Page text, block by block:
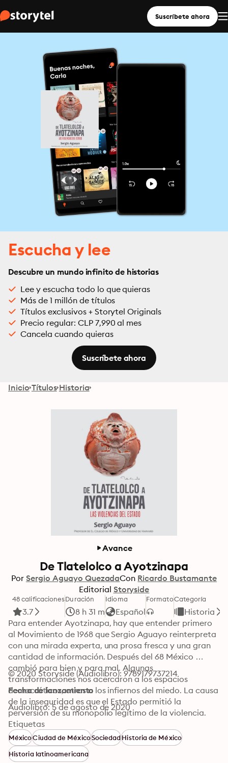
Suscríbete ahora
Escucha y lee
Descubre un mundo infinito de historias
Lee y escucha todo lo que quieras
Más de 1 millón de títulos
Títulos exclusivos + Storytel Originals
Precio regular: CLP 7,990 al mes
Cancela cuando quieras
Suscríbete ahora
Inicio Títulos Historia
Avance
De Tlatelolco a Ayotzinapa
Por Sergio Aguayo QuezadaCon Ricardo Bustamante
Editorial Storyside
48 calificaciones
3.7
Duración
8 h 31 m
Idioma
Español
FormatoCategoría
Historia
Para entender Ayotzinapa, hay que entender primero
al Movimiento de 1968 que Sergio Aguayo reinterpreta
con una mirada experta, una prosa fresca y una gran
cantidad de información. Después del 68 México
cambió para bien y para mal. Algunas
transformaciones nos acercaron a los espacios
democráticos, otras a los infiernos del miedo. La causa
de la inseguridad es que el Estado permitió la
perversión de su monopolio legítimo de la violencia.
Para enfrentar la violencia la sociedad necesita
comprenderla. Este libro es un instrumento
indispensable para entender el 2 de octubre y evitar
tragedias como la de Ayotzinapa.
© 2020 Storyside (Audiolibro): 9789179737214
Fecha de lanzamiento
Audiolibro: 5 de agosto de 2020
Etiquetas
MéxicoCiudad de MéxicoSociedadHistoria de México
Historia latinoamericana